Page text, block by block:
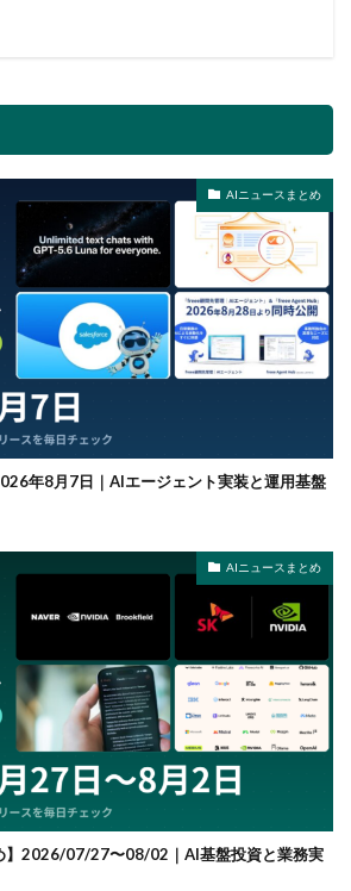
AIニュースまとめ
年8月7日｜AIエージェント実装と運用基盤
AIニュースまとめ
】2026/07/27〜08/02｜AI基盤投資と業務実